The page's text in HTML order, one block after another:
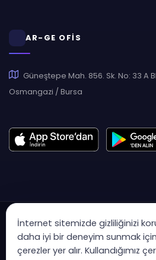
AR-GE OFİS
Güneştepe Mah. 856. Sk. No: 33 A
Osmangazi / Bursa
İnternet sitemizde gizliliğinizi
daha iyi bir deneyim sunmak için
çerezler yer alır. Kullandığımız